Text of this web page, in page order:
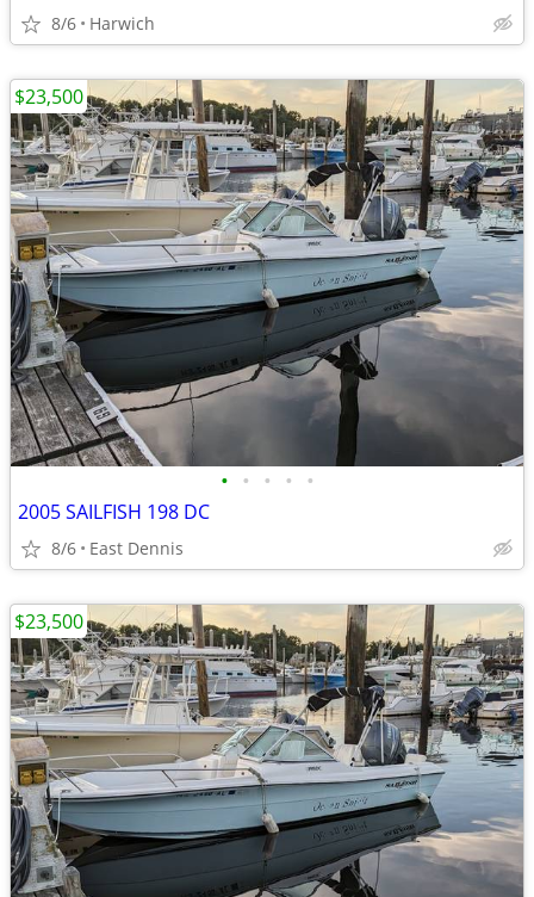
8/6 Harwich
• • • • •
2005 SAILFISH 198 DC
8/6 East Dennis
$23,500
$23,500